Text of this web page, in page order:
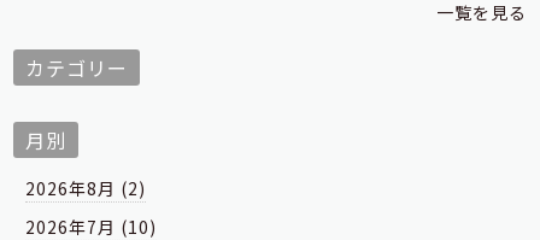
一覧を見る
カテゴリー
月別
2026年8月 (2)
2026年7月 (10)